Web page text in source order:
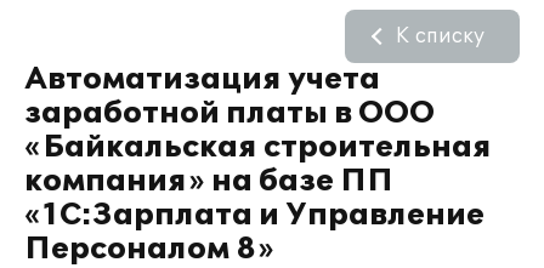
Автоматизация учета
заработной платы в ООО
«Байкальская строительная
компания» на базе ПП
«1С:Зарплата и Управление
Персоналом 8»
К списку